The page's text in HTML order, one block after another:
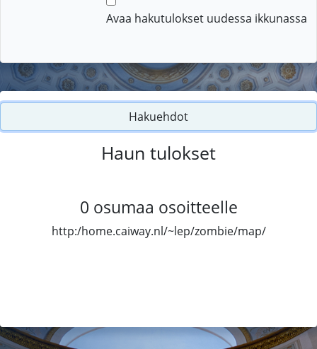
Avaa hakutulokset uudessa ikkunassa
Hakuehdot
Haun tulokset
0 osumaa osoitteelle
http:/home.caiway.nl/~lep/zombie/map/